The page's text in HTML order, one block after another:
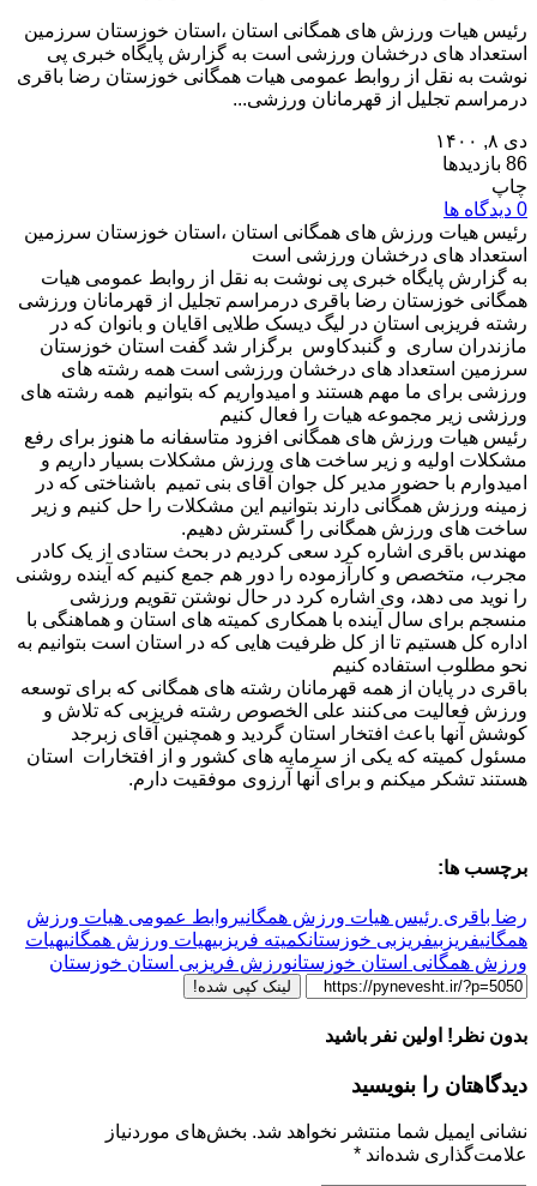
رئیس هیات ورزش های همگانی استان ،استان خوزستان سرزمین
استعداد های درخشان ورزشی است به گزارش پایگاه خبری پی
نوشت به نقل از روابط عمومی هیات همگانی خوزستان رضا باقری
درمراسم تجلیل از قهرمانان ورزشی...
دی ۸, ۱۴۰۰
86 بازدیدها
چاپ
0 دیدگاه ها
رئیس هیات ورزش های همگانی استان ،استان خوزستان سرزمین
استعداد های درخشان ورزشی است
به گزارش پایگاه خبری پی نوشت به نقل از روابط عمومی هیات
همگانی خوزستان رضا باقری درمراسم تجلیل از قهرمانان ورزشی
رشته فریزبی استان در لیگ دیسک طلایی اقایان و بانوان که در
مازندران ساری و گنبدکاوس برگزار شد گفت استان خوزستان
سرزمین استعداد های درخشان ورزشی است همه رشته های
ورزشی برای ما مهم هستند و امیدواریم که بتوانیم همه رشته های
ورزشی زیر مجموعه هیات را فعال کنیم
رئیس هیات ورزش های همگانی افزود متاسفانه ما هنوز برای رفع
مشکلات اولیه و زیر ساخت های ورزش مشکلات بسیار داریم و
امیدوارم با حضور مدیر کل جوان آقای بنی تمیم باشناختی که در
زمینه ورزش همگانی دارند بتوانیم این مشکلات را حل کنیم و زیر
ساخت های ورزش همگانی را گسترش دهیم.
مهندس باقری اشاره کرد سعی کردیم در بحث ستادی از یک کادر
مجرب، متخصص و کارآزموده را دور هم جمع کنیم که آینده روشنی
را نوید می دهد، وی اشاره کرد در حال نوشتن تقویم ورزشی
منسجم برای سال آینده با همکاری کمیته های استان و هماهنگی با
اداره کل هستیم تا از کل ظرفیت هایی که در استان است بتوانیم به
نحو مطلوب استفاده کنیم
باقری در پایان از همه قهرمانان رشته های همگانی که برای توسعه
ورزش فعالیت می‌کنند علی الخصوص رشته فریزبی که تلاش و
کوشش آنها باعث افتخار استان گردید و همچنین آقای زبرجد
مسئول کمیته که یکی از سرمایه های کشور و از افتخارات استان
هستند تشکر میکنم و برای آنها آرزوی موفقیت دارم.
برچسب ها:
رضا باقری رئیس هیات ورزش همگانیروابط عمومی هیات ورزش
همگانیفریزبیفریزبی خوزستانکمیته فریزبیهیات ورزش همگانیهیات
ورزش همگانی استان خوزستانورزش فریزبی استان خوزستان
لینک کپی شده!
بدون نظر! اولین نفر باشید
دیدگاهتان را بنویسید
نشانی ایمیل شما منتشر نخواهد شد. بخش‌های موردنیاز
علامت‌گذاری شده‌اند *